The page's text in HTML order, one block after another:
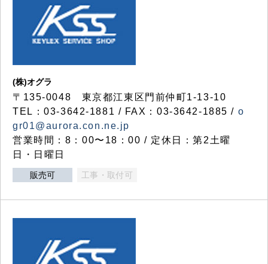
(株)オグラ
〒135-0048 東京都江東区門前仲町1-13-10
TEL：03-3642-1881 / FAX：03-3642-1885 / o
gr01@aurora.con.ne.jp
営業時間：8：00〜18：00 / 定休日：第2土曜
日・日曜日
販売可 工事・取付可